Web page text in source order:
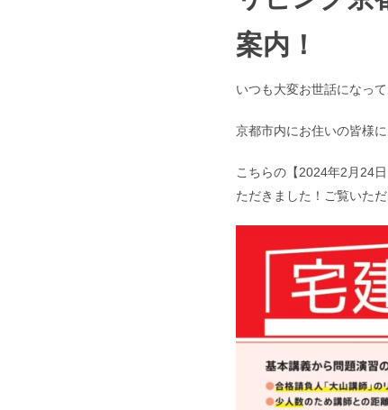
案内！
いつも大変お世話になって
京都市内にお住いの皆様
こちらの【2024年2月24
ただきました！ご覧いた